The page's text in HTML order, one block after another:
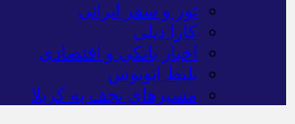
تور و سفر ایرانی
کارا دیلی
اخبار بانکی و اقتصادی
بلیط اتوبوس
مسیرهای نجف به کربلا